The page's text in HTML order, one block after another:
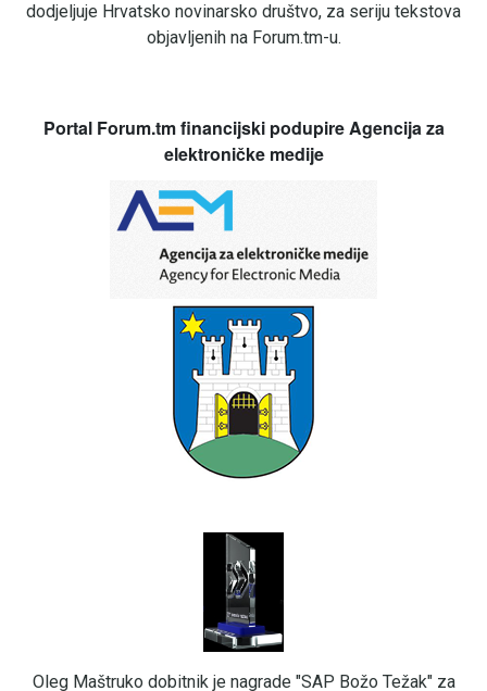
dodjeljuje Hrvatsko novinarsko društvo, za seriju tekstova
objavljenih na Forum.tm-u.
Portal Forum.tm financijski podupire Agencija za
elektroničke medije
Oleg Maštruko dobitnik je nagrade "SAP Božo Težak" za